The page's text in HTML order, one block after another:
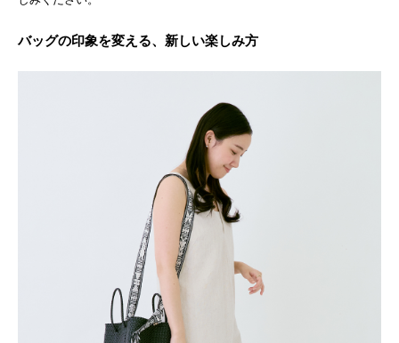
バッグの印象を変える、新しい楽しみ方